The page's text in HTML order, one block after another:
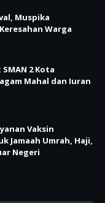
Muspika
Warga
2 Kota
Mahal dan Iuran
Vaksin
Jamaah Umrah, Haji,
Negeri